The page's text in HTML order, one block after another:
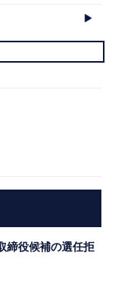
締役候補の選任拒